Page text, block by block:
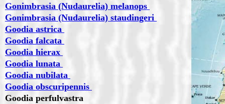
Gonimbrasia (Nudaurelia) melanops
Gonimbrasia (Nudaurelia) staudingeri
Goodia astrica
Goodia falcata
Goodia hierax
Goodia lunata
Goodia nubilata
Goodia obscuripennis
Goodia perfulvastra